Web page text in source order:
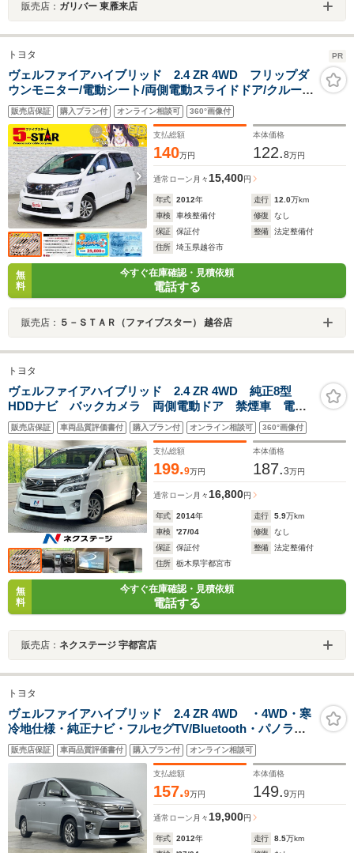
販売店： ガリバー 東雁来店
トヨタ PR
ヴェルファイアハイブリッド 2.4 ZR 4WD フリップダ
ウンモニター/電動シート/両側電動スライドドア/クルーズ
コントロール/クリアランスソナー/ETC/パワーバックド
ア/パノラミックビューモニター/純正ナビ/地デジ/HIDオー
トライト
販売店保証 購入プラン付 オンライン相談可 360°画像付
支払総額
140万円
本体価格
122.8万円
通常ローン 月々15,400円
年式 2012年 走行 12.0万km
車検
車検整備付 修復
なし
保証
保証付 整備
法定整備付
住所
埼玉県越谷市
無
料
今すぐ在庫確認・見積依頼
電話する
販売店： ５－ＳＴＡＲ（ファイブスター） 越谷店
トヨタ
ヴェルファイアハイブリッド 2.4 ZR 4WD 純正8型
HDDナビ バックカメラ 両側電動ドア 禁煙車 電動
リアゲート コーナーセンサー スマートキー HIDヘッ
ド ビルトインETC クルコン 純正16インチアルミ
オートライト
販売店保証 車両品質評価書付 購入プラン付 オンライン相談可 360°画像付
支払総額
199.9万円
本体価格
187.3万円
通常ローン 月々 16,800円
年式 2014年 走行 5.9万km
車検
'27/04 修復
なし
保証
保証付 整備
法定整備付
住所
栃木県宇都宮市
無
料
今すぐ在庫確認・見積依頼
電話する
販売店： ネクステージ 宇都宮店
トヨタ
ヴェルファイアハイブリッド 2.4 ZR 4WD ・4WD・寒
冷地仕様・純正ナビ・フルセグTV/Bluetooth・パノラミ
ックビューモニター・前後クリアランスソナー・両側パ
ワースライドドア・パワーバックドア・クルーズコント
販売店保証 車両品質評価書付 購入プラン付 オンライン相談可
支払総額
157.9万円
本体価格
149.9万円
通常ローン 月々 19,900円
年式 2012年 走行 8.5万km